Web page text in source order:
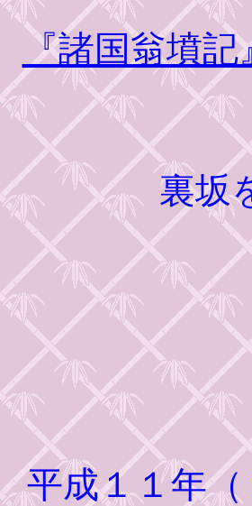
『諸国翁墳記
裏坂
平成１１年